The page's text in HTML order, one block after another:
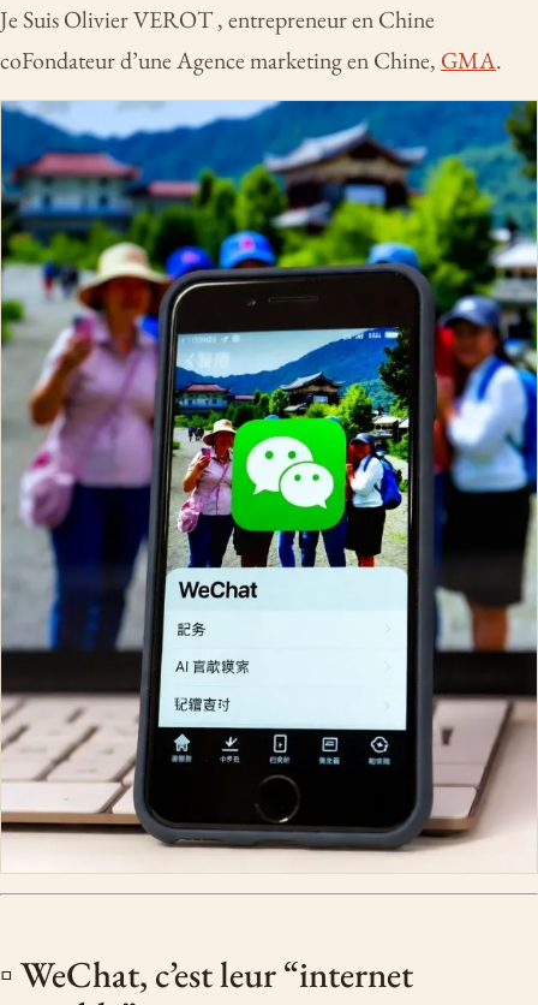
Je Suis Olivier VEROT , entrepreneur en Chine
coFondateur d’une Agence marketing en Chine, GMA.
▫️ WeChat, c’est leur “internet